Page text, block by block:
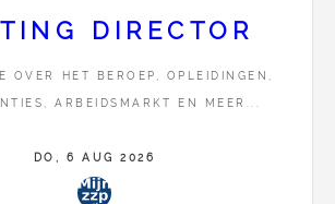
berekeningen
DIRECTOR
OVER HET BEROEP, OPLEIDINGEN,
ARBEIDSMARKT EN MEER...
DO, 6 AUG 2026